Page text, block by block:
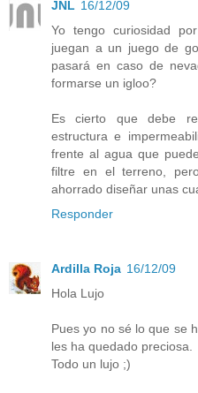
JNL 16/12/09
Yo tengo curiosidad
juegan a un juego de
pasará en caso de
formarse un igloo?
Es cierto que debe
estructura e
frente al agua que
filtre en el terreno,
ahorrado diseñar unas
Responder
Ardilla Roja 16/12/09
Hola Lujo
Pues yo no sé lo que se
les ha quedado preciosa.
Todo un lujo ;)